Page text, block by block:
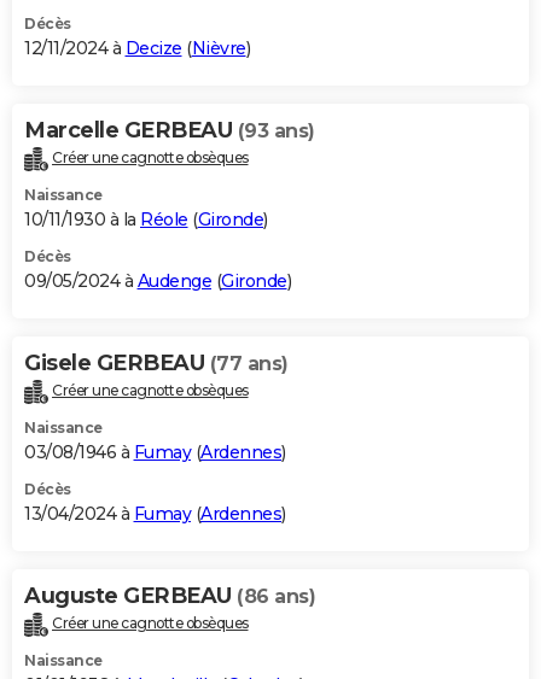
Décès
12/11/2024 à Decize (Nièvre)
Marcelle GERBEAU (93 ans)
Créer une cagnotte obsèques
Naissance
10/11/1930 à la Réole (Gironde)
Décès
09/05/2024 à Audenge (Gironde)
Gisele GERBEAU (77 ans)
Créer une cagnotte obsèques
Naissance
03/08/1946 à Fumay(Ardennes)
Décès
13/04/2024 à Fumay(Ardennes)
Auguste GERBEAU (86 ans)
Créer une cagnotte obsèques
Naissance